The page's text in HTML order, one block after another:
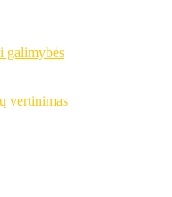
galimybės
vertinimas